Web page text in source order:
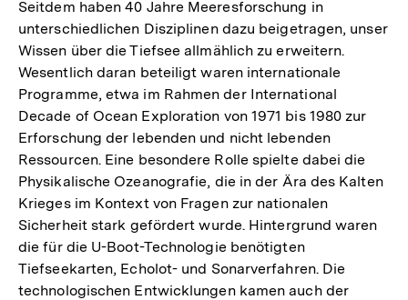
Seitdem haben 40 Jahre Meeresforschung in
unterschiedlichen Disziplinen dazu beigetragen, unser
Wissen über die Tiefsee allmählich zu erweitern.
Wesentlich daran beteiligt waren internationale
Programme, etwa im Rahmen der International
Decade of Ocean Exploration von 1971 bis 1980 zur
Erforschung der lebenden und nicht lebenden
Ressourcen. Eine besondere Rolle spielte dabei die
Physikalische Ozeanografie, die in der Ära des Kalten
Krieges im Kontext von Fragen zur nationalen
Sicherheit stark gefördert wurde. Hintergrund waren
die für die U-Boot-Technologie benötigten
Tiefseekarten, Echolot- und Sonarverfahren. Die
technologischen Entwicklungen kamen auch der